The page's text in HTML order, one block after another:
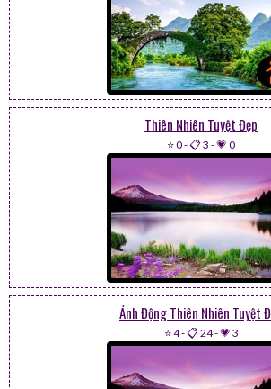
Thiên Nhiên Tuyệt Đẹp
⭐ 0-📋 3 -💗 0
Ảnh Động Thiên Nhiên Tuyệt
⭐ 4-📋 24-💗 3